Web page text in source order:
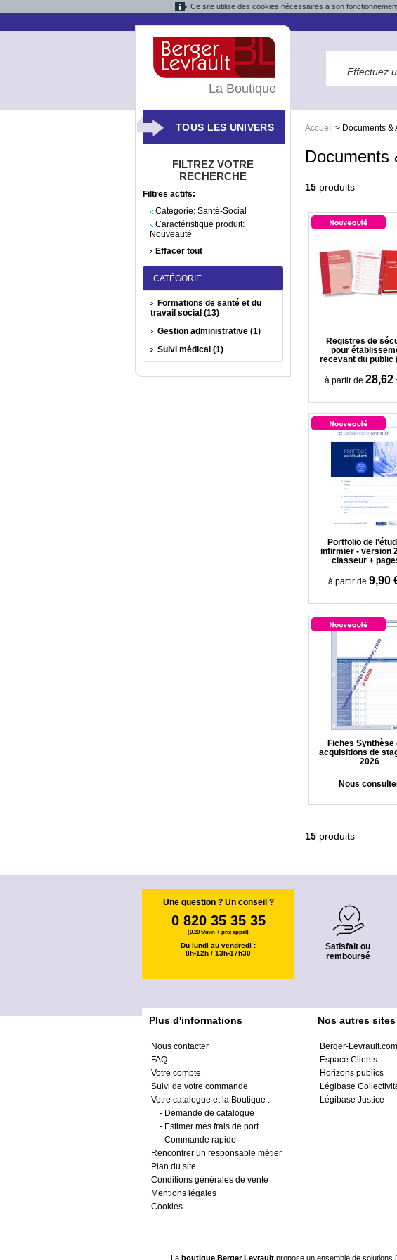
Ce site utilise des cookies nécessaires à son
Accueil > Documents &
Documents
15 produits
Registres de
pour
recevant du public
à partir de 28,62
Portfolio de
infirmier - version
classeur +
à partir de 9,90
Fiches Synthèse
acquisitions de
2026
Nous
15 produits
La Boutique
TOUS LES UNIVERS
FILTREZ VOTRE
RECHERCHE
Filtres actifs:
Catégorie: Santé-Social
Caractéristique produit:
Nouveauté
Effacer tout
CATÉGORIE
Formations de santé et du
travail social (13)
Gestion administrative (1)
Suivi médical (1)
Une question ? Un conseil ?
0 820 35 35 35
(0,20 €/min + prix appel)
Du lundi au vendredi :
8h-12h / 13h-17h30
Satisfait ou
remboursé
Plus d'informations
Nous contacter
FAQ
Votre compte
Suivi de votre commande
Votre catalogue et la Boutique :
- Demande de catalogue
- Estimer mes frais de port
- Commande rapide
Rencontrer un responsable métier
Plan du site
Conditions générales de vente
Mentions légales
Cookies
Nos autres sites
Berger-Levrault.com
Espace Clients
Horizons publics
Légibase
Légibase Justice
La boutique Berger Levraultpropose un ensemble de solutions